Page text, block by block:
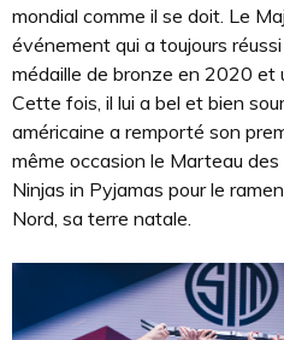
mondial comme il se doit. Le
événement qui a toujours
médaille de bronze en 2020 et
Cette fois, il lui a bel et bien
américaine a remporté son
même occasion le Marteau
Ninjas in Pyjamas pour le
Nord, sa terre natale.